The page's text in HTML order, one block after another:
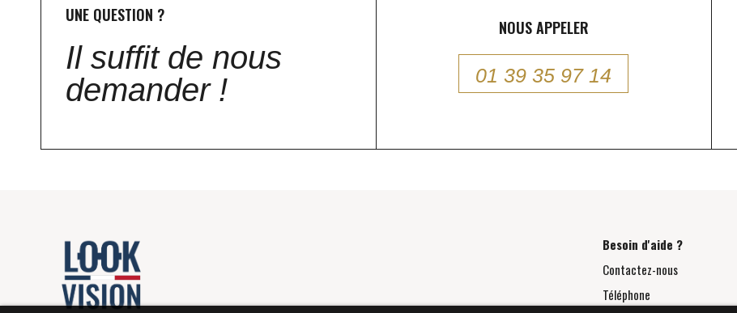
UNE QUESTION ?
Il suffit de nous
demander !
NOUS APPELER
01 39 35 97 14
Besoin d'aide ?
Contactez-nous
Téléphone